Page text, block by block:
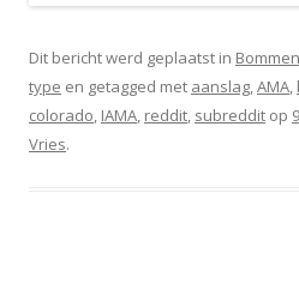
Dit bericht werd geplaatst in
type en getagged met aanslag,AMA,
colorado, IAMA, reddit, subreddit op
Vries.